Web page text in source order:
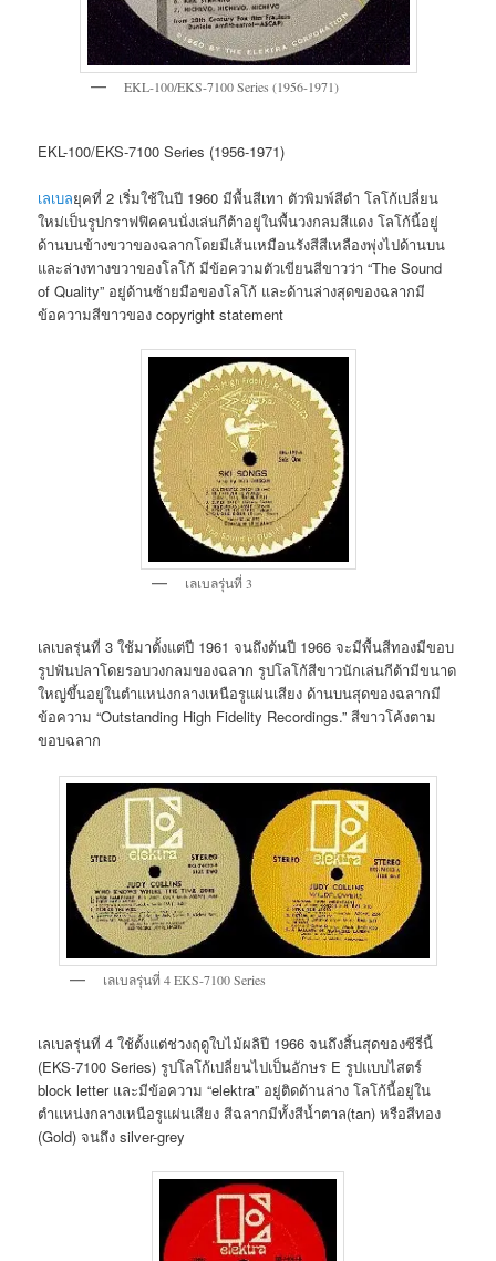
EKL-100/EKS-7100 Series (1956-1971)
EKL-100/EKS-7100 Series (1956-1971)
เลเบลยุคที่ 2 เริ่มใช้ในปี 1960 มีพื้นสีเทา ตัวพิมพ์สีดำ โลโก้เปลี่ยน
ใหม่เป็นรูปกราฟฟิคคนนั่งเล่นกีต้าอยู่ในพื้นวงกลมสีแดง โลโก้นี้อยู่
ด้านบนข้างขวาของฉลากโดยมีเส้นเหมือนรังสีสีเหลืองพุ่งไปด้านบน
และล่างทางขวาของโลโก้ มีข้อความตัวเขียนสีขาวว่า “The Sound
of Quality” อยู่ด้านซ้ายมือของโลโก้ และด้านล่างสุดของฉลากมี
ข้อความสีขาวของ copyright statement
เลเบลรุ่นที่ 3
เลเบลรุ่นที่ 3 ใช้มาตั้งแต่ปี 1961 จนถึงต้นปี 1966 จะมีพื้นสีทองมีขอบ
รูปฟันปลาโดยรอบวงกลมของฉลาก รูปโลโก้สีขาวนักเล่นกีต้ามีขนาด
ใหญ่ขึ้นอยู่ในตำแหน่งกลางเหนือรูแผ่นเสียง ด้านบนสุดของฉลากมี
ข้อความ “Outstanding High Fidelity Recordings.” สีขาวโค้งตาม
ขอบฉลาก
เลเบลรุ่นที่ 4 EKS-7100 Series
เลเบลรุ่นที่ 4 ใช้ตั้งแต่ช่วงฤดูใบไม้ผลิปี 1966 จนถึงสิ้นสุดของซีรี่นี้
(EKS-7100 Series) รูปโลโก้เปลี่ยนไปเป็นอักษร E รูปแบบไสตร์
block letter และมีข้อความ “elektra” อยู่ติดด้านล่าง โลโก้นี้อยู่ใน
ตำแหน่งกลางเหนือรูแผ่นเสียง สีฉลากมีทั้งสีน้ำตาล(tan) หรือสีทอง
(Gold) จนถึง silver-grey